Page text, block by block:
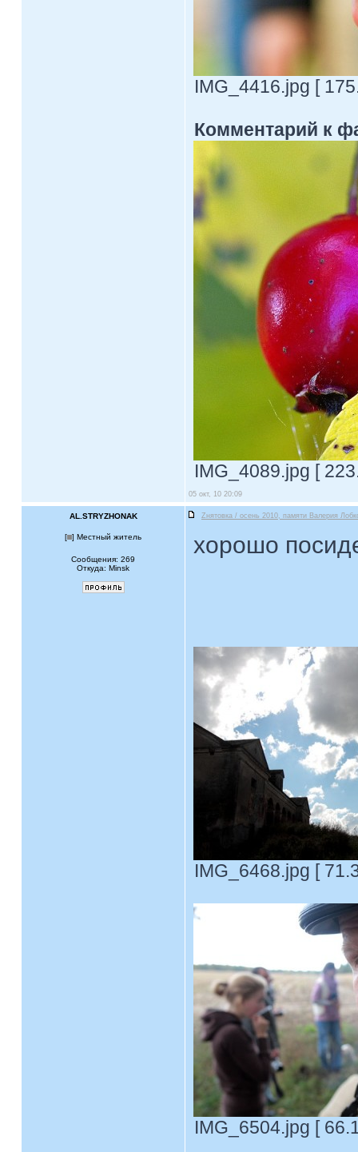
IMG_4416.jpg [
Комментарий к
IMG_4089.jpg [
05 окт, 10 20:09
AL.STRYZHONAK Zнятовка / осень 2010, памяти Валерия
[ ] Местный житель
Сообщения: 269
Откуда: Minsk
хорошо
IMG_6468.jpg [
IMG_6504.jpg [